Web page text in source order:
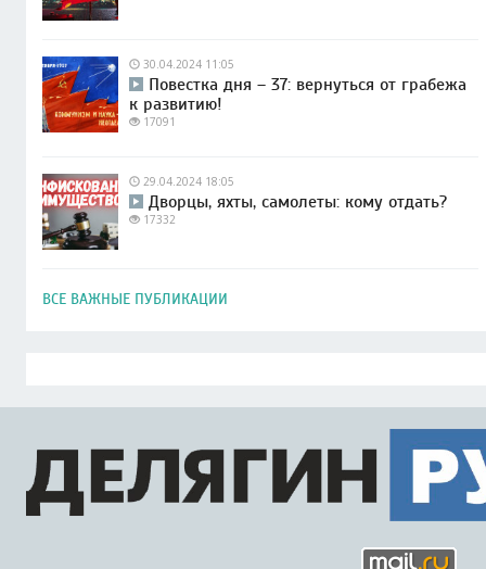
30.04.2024 11:05
Повестка дня – 37: вернуться от грабежа
к развитию!
17091
29.04.2024 18:05
Дворцы, яхты, самолеты: кому отдать?
17332
ВСЕ ВАЖНЫЕ ПУБЛИКАЦИИ